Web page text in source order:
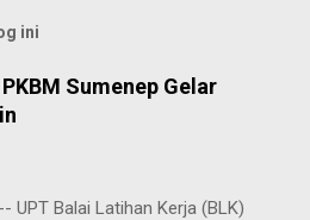
ini
Sumenep Gelar
UPT Balai Latihan Kerja (BLK)